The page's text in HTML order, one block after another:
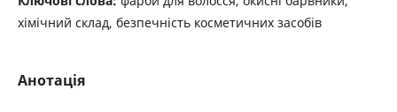
хімічний склад, безпечність косметичних засобів
Анотація